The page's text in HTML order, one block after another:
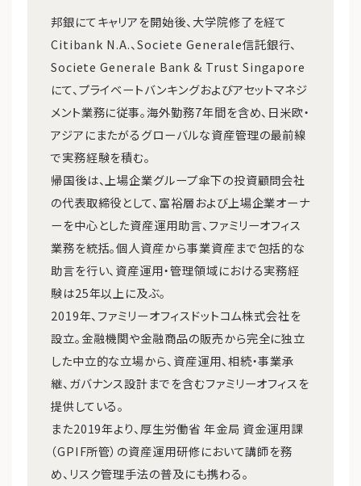
邦銀にてキャリアを開始後、大学院修了を経て
Citibank N.A.、Societe Generale信託銀行、
Societe Generale Bank & Trust Singapore
にて、プライベートバンキングおよびアセットマネジ
メント業務に従事。海外勤務7年間を含め、日米欧・
アジアにまたがるグローバルな資産管理の最前線
で実務経験を積む。
帰国後は、上場企業グループ傘下の投資顧問会社
の代表取締役として、富裕層および上場企業オーナ
ーを中心とした資産運用助言、ファミリーオフィス
業務を統括。個人資産から事業資産まで包括的な
助言を行い、資産運用・管理領域における実務経
験は25年以上に及ぶ。
2019年、ファミリーオフィスドットコム株式会社を
設立。金融機関や金融商品の販売から完全に独立
した中立的な立場から、資産運用、相続・事業承
継、ガバナンス設計までを含むファミリーオフィスを
提供している。
また2019年より、厚生労働省 年金局 資金運用課
（GPIF所管）の資産運用研修において講師を務
め、リスク管理手法の普及にも携わる。